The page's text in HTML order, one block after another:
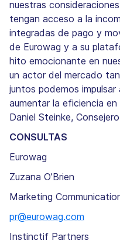
nuestras
tengan acceso a la
integradas de pago y
de Eurowag y a su
hito emocionante en
un actor del mercado
juntos podemos
aumentar la eficiencia
Daniel Steinke,
CONSULTAS
Eurowag
Zuzana O’Brien
Marketing
pr@eurowag.com
Instinctif Partners